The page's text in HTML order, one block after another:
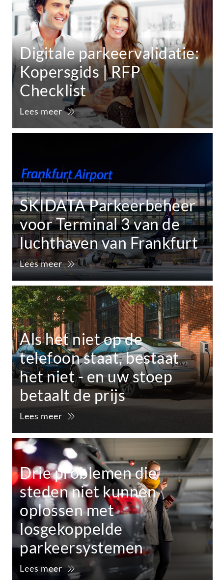
Digitale parkeervalidatie:
Kopersgids | RFP
Checklist
Lees meer
SKIDATA Parkeerbeheer
voor Terminal 3 van de
luchthaven van Frankfurt
Lees meer
Als het niet op de
telefoon staat, bestaat
het niet - en uw stoep
betaalt de prijs
Lees meer
Drie problemen die
steden niet kunnen
oplossen met
losgekoppelde
parkeersystemen
Lees meer